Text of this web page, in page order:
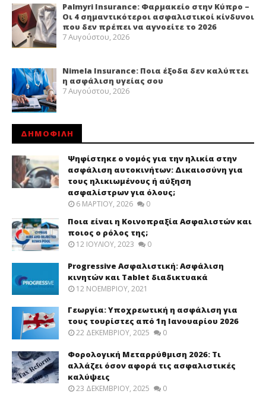
Palmyri Insurance: Φαρμακείο στην Κύπρο –
Οι 4 σημαντικότεροι ασφαλιστικοί κίνδυνοι
που δεν πρέπει να αγνοείτε το 2026
7 Αυγούστου, 2026
Nimela Insurance: Ποια έξοδα δεν καλύπτει
η ασφάλιση υγείας σου
7 Αυγούστου, 2026
ΔΗΜΟΦΙΛΗ
Ψηφίστηκε ο νομός για την ηλικία στην
ασφάλιση αυτοκινήτων: Δικαιοσύνη για
τους ηλικιωμένους ή αύξηση
ασφαλίστρων για όλους;
6 ΜΑΡΤΊΟΥ, 2026 0
Ποια είναι η Κοινοπραξία Ασφαλιστών και
ποιος ο ρόλος της;
12 ΙΟΥΛΊΟΥ, 2023 0
Progressive Ασφαλιστική: Ασφάλιση
κινητών και Tablet διαδικτυακά
12 ΝΟΕΜΒΡΊΟΥ, 2021
Γεωργία: Υποχρεωτική η ασφάλιση για
τους τουρίστες από 1η Ιανουαρίου 2026
22 ΔΕΚΕΜΒΡΊΟΥ, 2025 0
Φορολογική Μεταρρύθμιση 2026: Τι
αλλάζει όσον αφορά τις ασφαλιστικές
καλύψεις
23 ΔΕΚΕΜΒΡΊΟΥ, 2025 0